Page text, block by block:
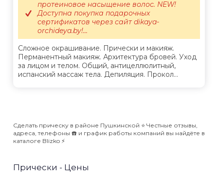
Сложное окрашивание. Прически и макияж.
Перманентный макияж. Архитектура бровей. Уход
за лицом и телом. Общий, антицеллюлитный,
испанский массаж тела. Депиляция. Прокол...
протеиновое насыщение волос. NEW!
Доступна покупка подарочных
сертификатов через сайт dikaya-
orchideya.by!...
Сделать прическу в районе Пушкинской ⭐️ Честные отзывы,
адреса, телефоны ☎️ и график работы компаний вы найдёте в
каталоге Blizko ⚡️
Прически - Цены